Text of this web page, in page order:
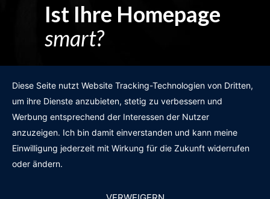
Ist Ihre Homepage
smart?
GRATIS WEBSITE-CHECK
Diese Seite nutzt Website Tracking-Technologien von Dritten,
um ihre Dienste anzubieten, stetig zu verbessern und
Werbung entsprechend der Interessen der Nutzer
anzuzeigen. Ich bin damit einverstanden und kann meine
Einwilligung jederzeit mit Wirkung für die Zukunft widerrufen
oder ändern.